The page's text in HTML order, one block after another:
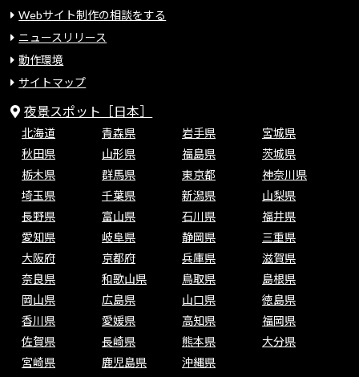
Webサイト制作の相談をする
ニュースリリース
動作環境
サイトマップ
夜景スポット［日本］
北海道 青森県 岩手県
宮城県
秋田県
山形県 福島県
茨城県
栃木県
群馬県 東京都
神奈川県
埼玉県
千葉県 新潟県
山梨県
長野県
富山県 石川県
福井県
愛知県
岐阜県 静岡県
三重県
大阪府
京都府 兵庫県
滋賀県
奈良県
和歌山県 鳥取県
島根県
岡山県
広島県 山口県
徳島県
香川県
愛媛県 高知県
福岡県
佐賀県
長崎県 熊本県
大分県
宮崎県
鹿児島県 沖縄県